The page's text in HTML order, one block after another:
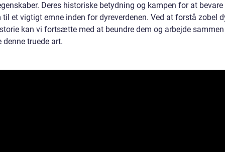
Deres historiske betydning og kampen for at bevare
til et vigtigt emne inden for dyreverdenen. Ved at forstå zobel
kan vi fortsætte med at beundre dem og arbejde
denne truede art.